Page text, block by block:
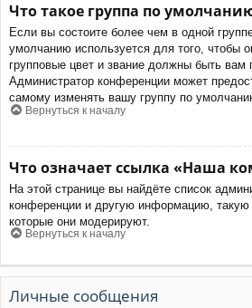
Что такое группа по
Если вы состоите более чем в одной
умолчанию используется для того, чтобы
групповые цвет и звание должны быть вам
Администратор конференции может
самому изменять вашу группу по
Вернуться к началу
Что означает ссылка «Наша
На этой странице вы найдёте список
конференции и другую информацию, такую
которые они модерируют.
Вернуться к началу
Личные сообщения